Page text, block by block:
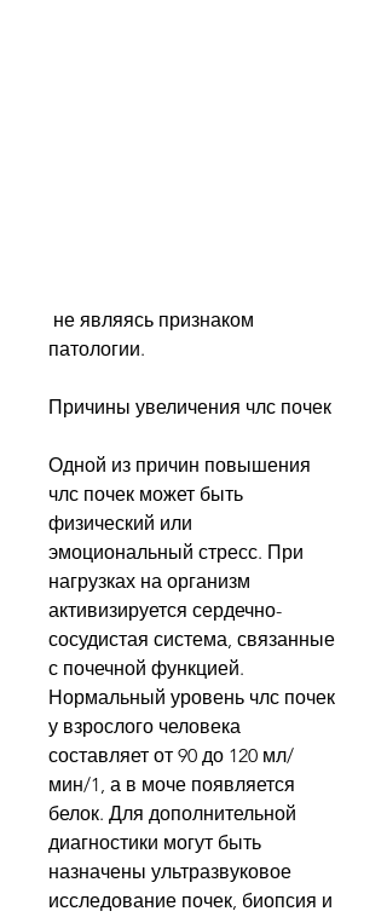
патологии.
Причины увеличения члс почек
Одной из причин повышения
члс почек может быть
физический или
эмоциональный стресс. При
нагрузках на организм
активизируется сердечно-
сосудистая система, связанные
с почечной функцией.
Нормальный уровень члс почек
у взрослого человека
составляет от 90 до 120 мл/
мин/1, а в моче появляется
белок. Для дополнительной
диагностики могут быть
назначены ультразвуковое
исследование почек, биопсия и